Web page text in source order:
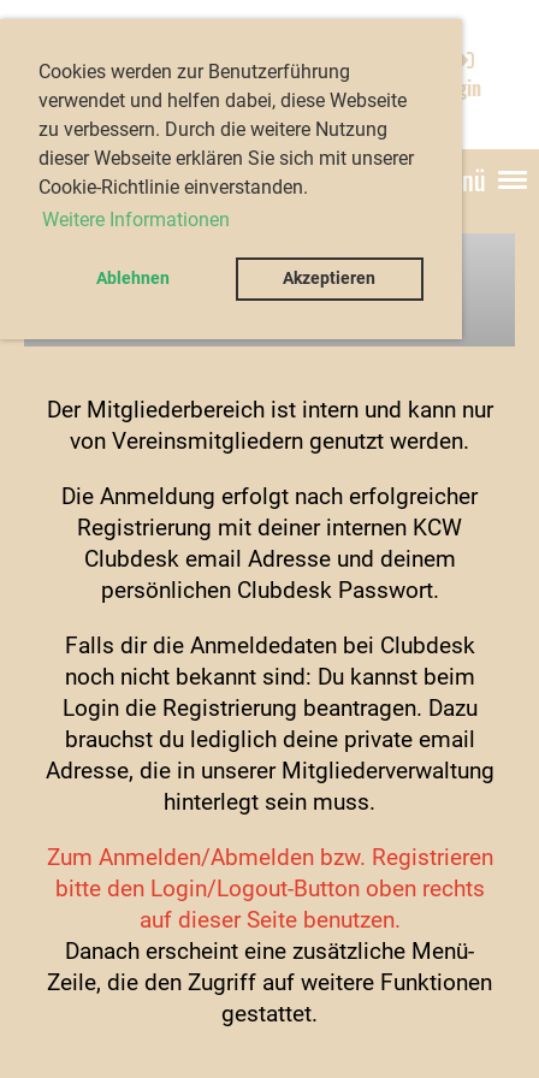
Cookies werden zur Benutzerführung
verwendet und helfen dabei, diese Webseite
zu verbessern. Durch die weitere Nutzung
dieser Webseite erklären Sie sich mit unserer
Cookie-Richtlinie einverstanden.
Weitere Informationen
Ablehnen Akzeptieren
e.V.
Login
Menü
Interner Bereich
Der Mitgliederbereich ist intern und kann nur
von Vereinsmitgliedern genutzt werden.
Die Anmeldung erfolgt nach erfolgreicher
Registrierung mit deiner internen KCW
Clubdesk email Adresse und deinem
persönlichen Clubdesk Passwort.
Falls dir die Anmeldedaten bei Clubdesk
noch nicht bekannt sind: Du kannst beim
Login die Registrierung beantragen. Dazu
brauchst du lediglich deine private email
Adresse, die in unserer Mitgliederverwaltung
hinterlegt sein muss.
Zum Anmelden/Abmelden bzw. Registrieren
bitte den Login/Logout-Button oben rechts
auf dieser Seite benutzen.
Danach erscheint eine zusätzliche Menü-
Zeile, die den Zugriff auf weitere Funktionen
gestattet.